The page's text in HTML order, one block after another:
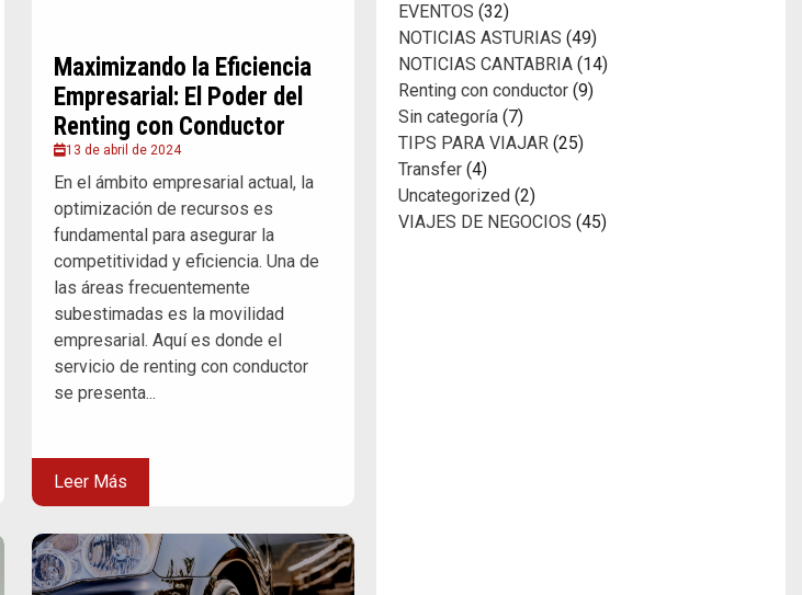
Maximizando la Eficiencia
Empresarial: El Poder del
Renting con Conductor
13 de abril de 2024
En el ámbito empresarial actual, la
optimización de recursos es
fundamental para asegurar la
competitividad y eficiencia. Una de
las áreas frecuentemente
subestimadas es la movilidad
empresarial. Aquí es donde el
servicio de renting con conductor
se presenta...
Leer Más
EVENTOS (32)
NOTICIAS ASTURIAS (49)
NOTICIAS CANTABRIA(14)
Renting con conductor(9)
Sin categoría(7)
TIPS PARA VIAJAR(25)
Transfer(4)
Uncategorized (2)
VIAJES DE NEGOCIOS (45)